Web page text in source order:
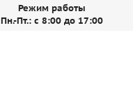
Режим работы
Пн.-Пт.: с 8:00 до 17:00